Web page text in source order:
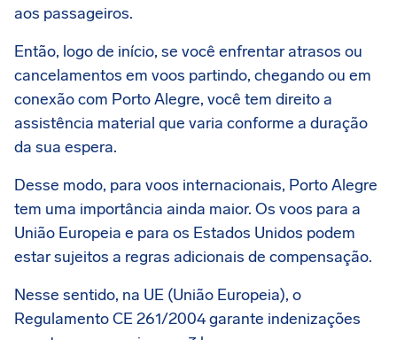
aos passageiros.
Então, logo de início, se você enfrentar atrasos ou
cancelamentos em voos partindo, chegando ou em
conexão com Porto Alegre, você tem direito a
assistência material que varia conforme a duração
da sua espera.
Desse modo, para voos internacionais, Porto Alegre
tem uma importância ainda maior. Os voos para a
União Europeia e para os Estados Unidos podem
estar sujeitos a regras adicionais de compensação.
Nesse sentido, na UE (União Europeia), o
Regulamento CE 261/2004 garante indenizações